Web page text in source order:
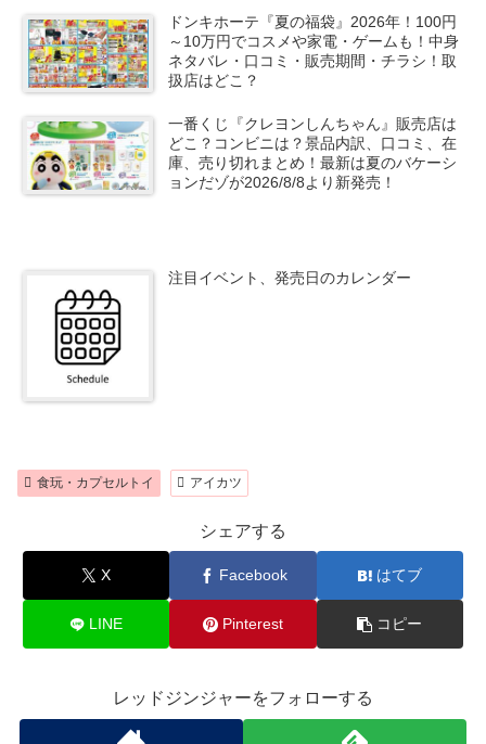
ドンキホーテ『夏の福袋』2026年！100円
～10万円でコスメや家電・ゲームも！中身
ネタバレ・口コミ・販売期間・チラシ！取
扱店はどこ？
一番くじ『クレヨンしんちゃん』販売店は
どこ？コンビニは？景品内訳、口コミ、在
庫、売り切れまとめ！最新は夏のバケーシ
ョンだゾが2026/8/8より新発売！
注目イベント、発売日のカレンダー
食玩・カプセルトイ アイカツ
シェアする
X Facebook はてブ
LINE Pinterest コピー
レッドジンジャーをフォローする